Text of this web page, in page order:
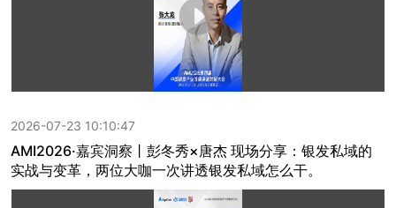
2026-07-23 10:10:47
AMI2026·嘉宾洞察丨彭冬秀×唐杰 现场分享：银发私域的
实战与变革，两位大咖一次讲透银发私域怎么干。